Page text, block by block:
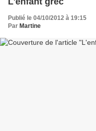
Publié le 04/10/2012 à 19:15
Par Martine